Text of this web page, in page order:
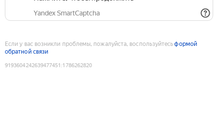
Yandex SmartCaptcha
Если у вас возникли проблемы, пожалуйста, воспользуйтесьформой
обратной связи
9193604242639477451 :1786262820